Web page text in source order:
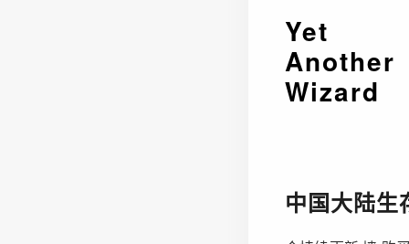
Yet
Another
Wizard
中国大陆生